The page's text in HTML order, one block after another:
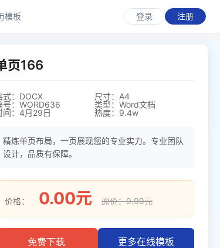
模板 登录 注册
页166
式：DOCX
尺寸：A4
号：WORD636
类型：Word文档
间：4月29日
热度：9.4w
精炼单页布局，一页展现您的专业实力。专业团队
设计，品质有保障。
价格： 0.00元 原价：9.99元
免费下载 更多在线模板